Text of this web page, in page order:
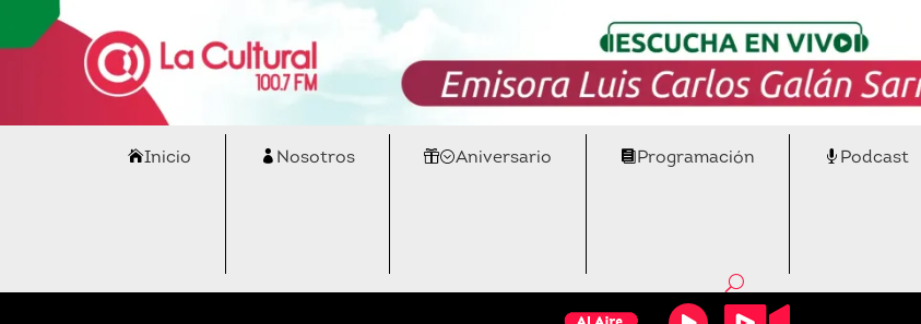
Inicio Nosotros Aniversario Programación Podcast